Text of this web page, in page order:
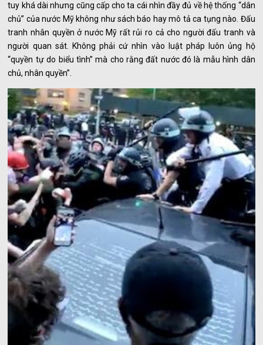
tuy khá dài nhưng cũng cấp cho ta cái nhìn đầy đủ về hệ thống “dân
chủ” của nước Mỹ không như sách báo hay mô tả ca tụng nào. Đấu
tranh nhân quyền ở nước Mỹ rất rủi ro cả cho người đấu tranh và
người quan sát. Không phải cứ nhìn vào luật pháp luôn ủng hộ
“quyền tự do biểu tình” mà cho rằng đất nước đó là mẫu hình dân
chủ, nhân quyền”.